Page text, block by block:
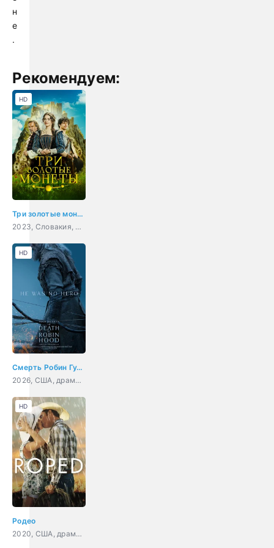
н
е
.
Рекомендуем:
Три золотые монеты
2023, Словакия, Чехия, фэнтези, семейный
HD
Смерть Робин Гуда
2026, США, драма, приключения, боевик
HD
Родео
2020, США, драма, мелодрама
HD